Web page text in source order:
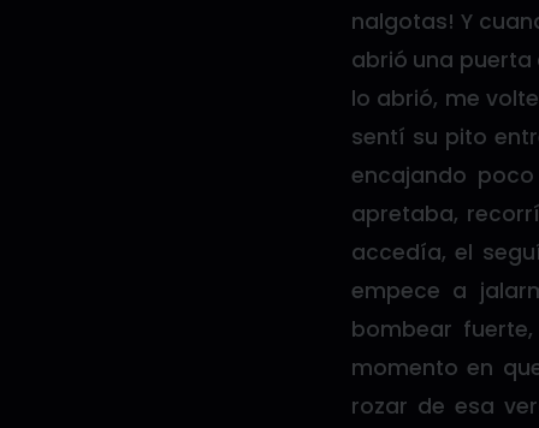
nalgotas! Y
abrió una puerta
lo abrió, me
sentí su pito
encajando
apretaba,
accedía, el
empece a
bombear
momento en
rozar de esa